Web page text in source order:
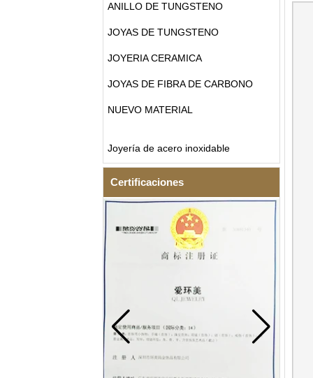
ANILLO DE TUNGSTENO
JOYAS DE TUNGSTENO
JOYERIA CERAMICA
JOYAS DE FIBRA DE CARBONO
NUEVO MATERIAL
Joyería de acero inoxidable
Certificaciones